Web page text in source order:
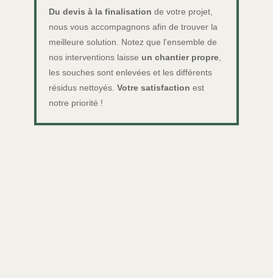
Du devis à la finalisation de votre projet,
nous vous accompagnons afin de trouver la
meilleure solution. Notez que l'ensemble de
nos interventions laisse un chantier propre
les souches sont enlevées et les différents
résidus nettoyés. Votre satisfaction est
notre priorité !